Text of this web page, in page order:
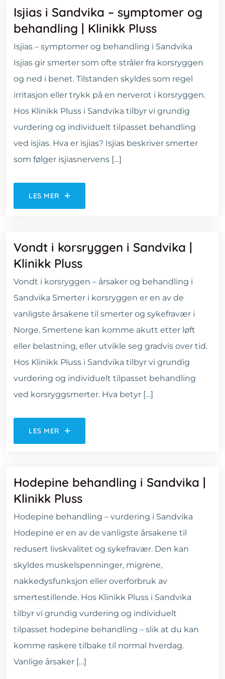
Isjias i Sandvika – symptomer og
behandling | Klinikk Pluss
Isjias – symptomer og behandling i Sandvika
Isjias gir smerter som ofte stråler fra korsryggen
og ned i benet. Tilstanden skyldes som regel
irritasjon eller trykk på en nerverot i korsryggen.
Hos Klinikk Pluss i Sandvika tilbyr vi grundig
vurdering og individuelt tilpasset behandling
ved isjias. Hva er isjias? Isjias beskriver smerter
som følger isjiasnervens […]
LES MER
Vondt i korsryggen i Sandvika |
Klinikk Pluss
Vondt i korsryggen – årsaker og behandling i
Sandvika Smerter i korsryggen er en av de
vanligste årsakene til smerter og sykefravær i
Norge. Smertene kan komme akutt etter løft
eller belastning, eller utvikle seg gradvis over tid.
Hos Klinikk Pluss i Sandvika tilbyr vi grundig
vurdering og individuelt tilpasset behandling
ved korsryggsmerter. Hva betyr […]
LES MER
Hodepine behandling i Sandvika |
Klinikk Pluss
Hodepine behandling – vurdering i Sandvika
Hodepine er en av de vanligste årsakene til
redusert livskvalitet og sykefravær. Den kan
skyldes muskelspenninger, migrene,
nakkedysfunksjon eller overforbruk av
smertestillende. Hos Klinikk Pluss i Sandvika
tilbyr vi grundig vurdering og individuelt
tilpasset hodepine behandling – slik at du kan
komme raskere tilbake til normal hverdag.
Vanlige årsaker […]